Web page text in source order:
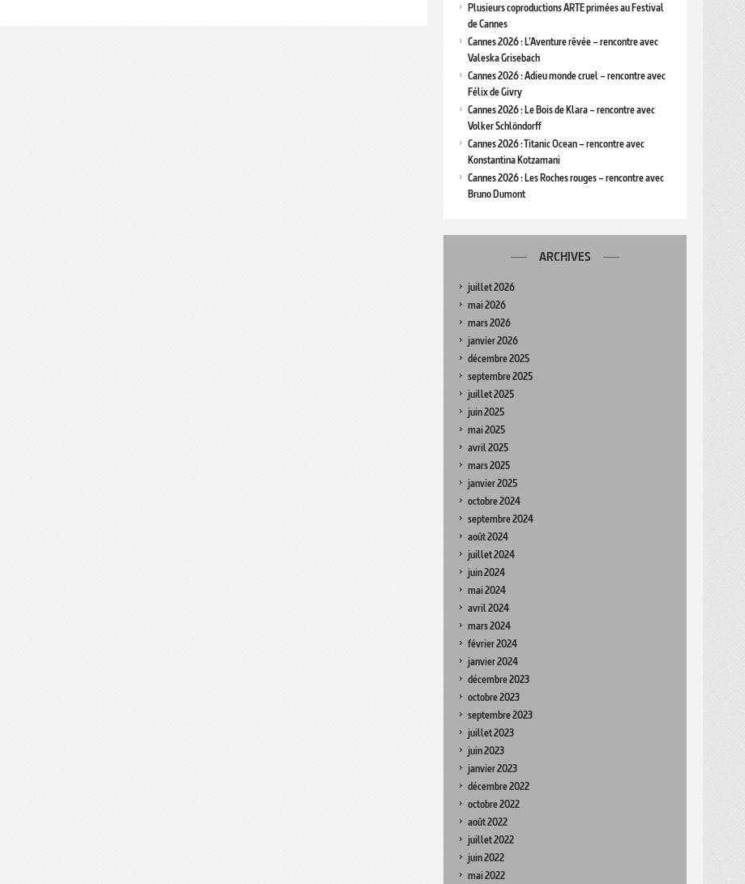
Plusieurs coproductions ARTE primées au Festival
de Cannes
Cannes 2026 : L’Aventure rêvée – rencontre avec
Valeska Grisebach
Cannes 2026 : Adieu monde cruel – rencontre avec
Félix de Givry
Cannes 2026 : Le Bois de Klara – rencontre avec
Volker Schlöndorff
Cannes 2026 : Titanic Ocean – rencontre avec
Konstantina Kotzamani
Cannes 2026 : Les Roches rouges – rencontre avec
Bruno Dumont
ARCHIVES
juillet 2026
mai 2026
mars 2026
janvier 2026
décembre 2025
septembre 2025
juillet 2025
juin 2025
mai 2025
avril 2025
mars 2025
janvier 2025
octobre 2024
septembre 2024
août 2024
juillet 2024
juin 2024
mai 2024
avril 2024
mars 2024
février 2024
janvier 2024
décembre 2023
octobre 2023
septembre 2023
juillet 2023
juin 2023
janvier 2023
décembre 2022
octobre 2022
août 2022
juillet 2022
juin 2022
mai 2022